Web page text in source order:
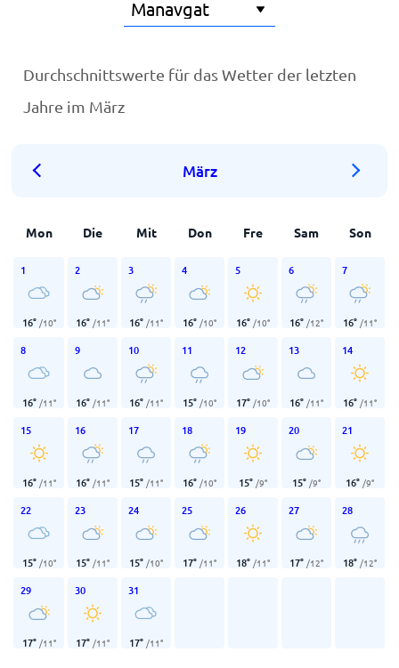
Durchschnittswerte für das Wetter der letzten
Jahre im März
März
Mon Die Mit Don Fre Sam Son
1
16° /10°
2
16° /11°
3
16° /11°
4
16° /10°
5
16° /10°
6
16° /12°
7
16° /11°
8
16° /11°
9
16° /11°
10
16° /11°
11
15° /10°
12
17° /10°
13
16° /11°
14
16° /11°
15
16° /11°
16
16° /11°
17
15° /11°
18
16° /10°
19
15° /9°
20
15° /9°
21
16° /9°
22
15° /10°
23
15° /11°
24
15° /10°
25
17° /11°
26
18° /11°
27
17° /12°
28
18° /12°
29
17° /11°
30
17° /11°
31
17° /11°